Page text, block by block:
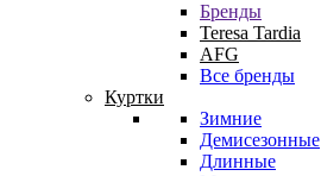
Бренды
Teresa Tardia
AFG
Все бренды
Куртки
Зимние
Демисезонные
Длинные